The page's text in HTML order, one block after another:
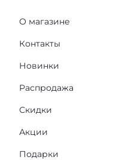
О магазине
Контакты
Новинки
Распродажа
Скидки
Акции
Подарки